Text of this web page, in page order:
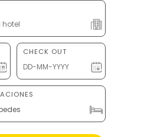
CHECK OUT